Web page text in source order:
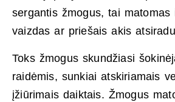
sergantis žmogus, tai matomas
vaizdas ar priešais akis
Toks žmogus skundžiasi
raidėmis, sunkiai atskiriamais
įžiūrimais daiktais. Žmogus